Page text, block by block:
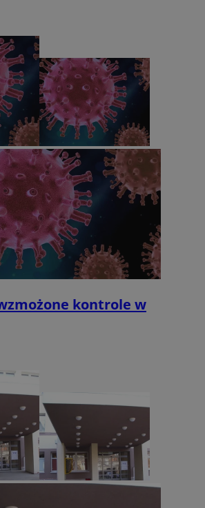
kontrole w